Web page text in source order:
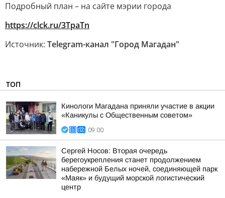
Подробный план – на сайте мэрии города
https://clck.ru/3TpaTn
Источник: Telegram-канал "Город Магадан"
ТОП
Кинологи Магадана приняли участие в акции
«Каникулы с Общественным советом»
09:00
Сергей Носов: Вторая очередь
берегоукрепления станет продолжением
набережной Белых ночей, соединяющей парк
«Маяк» и будущий морской логистический
центр